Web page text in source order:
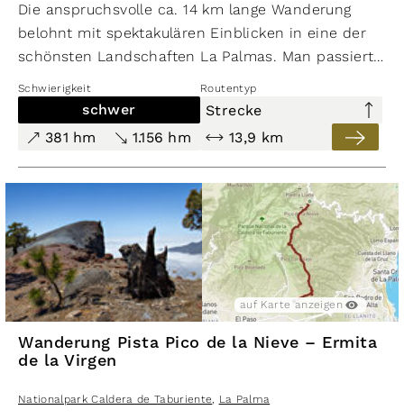
moderat
598 hm
601 hm
10,1 km
Wanderung Pico de la Cruz - Roque
de los Muchachos - Espigón del
Roque
Nationalpark Caldera de Taburiente
,
La Palma
auf Karte anzeigen
auf Karte ausblenden
​Die anspruchsvolle ca. 14 km lange Wanderung
belohnt mit spektakulären Einblicken in eine der
schönsten Landschaften La Palmas. Man passiert
außergewöhnliche Gesteinsformationen und
durchquert Wasserläufe, die ein erstaunliches
Farbspiel aufweisen.
Schwierigkeit Routentyp
schwer
Strecke
381 hm
1.156 hm 13,9 km
auf Karte anzeigen
Wanderung Pista Pico de la Nieve – Ermita
de la Virgen
Nationalpark Caldera de Taburiente, La Palma